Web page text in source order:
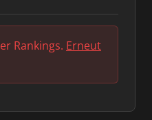
Rankings. Erneut